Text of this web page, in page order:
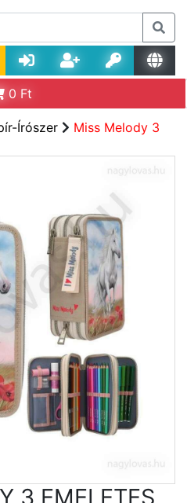
0 Ft
Írószer
Miss Melody 3
3 EMELETES